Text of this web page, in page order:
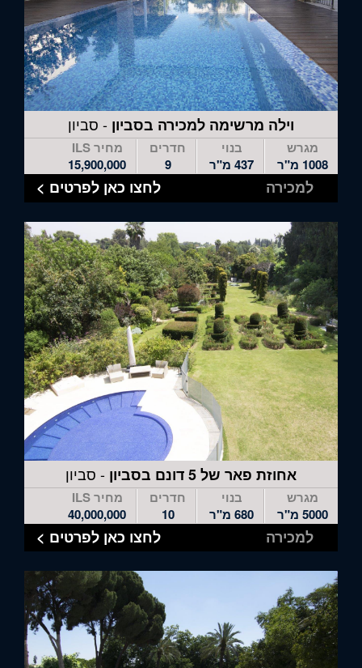
וילה מרשימה למכירה בסביון - סביון
מגרש
1008 מ"ר
בנוי
437 מ"ר
חדרים
9
מחיר ILS
15,900,000
למכירה לחצו כאן לפרטים >
אחוזת פאר של 5 דונם בסביון - סביון
מגרש
5000 מ"ר
בנוי
680 מ"ר
חדרים
10
מחיר ILS
40,000,000
למכירה לחצו כאן לפרטים >